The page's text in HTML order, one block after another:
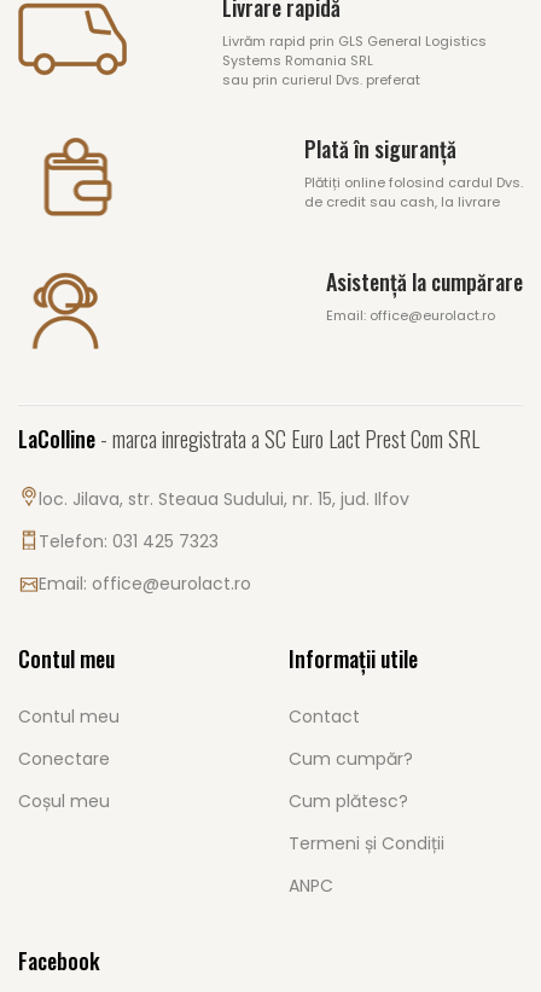
Livrare rapidă
Livrăm rapid prin GLS General Logistics
Systems Romania SRL
sau prin curierul Dvs. preferat
Plată în siguranță
Plătiți online folosind cardul Dvs.
de credit sau cash, la livrare
Asistență la cumpărare
Email: office@eurolact.ro
LaColline- marca inregistrata a SC Euro Lact Prest Com SRL
loc. Jilava, str. Steaua Sudului, nr. 15, jud. Ilfov
Telefon: 031 425 7323
Email: office@eurolact.ro
Contul meu
Contul meu
Conectare
Coșul meu
Informații utile
Contact
Cum cumpăr?
Cum plătesc?
Termeni și Condiții
ANPC
Facebook